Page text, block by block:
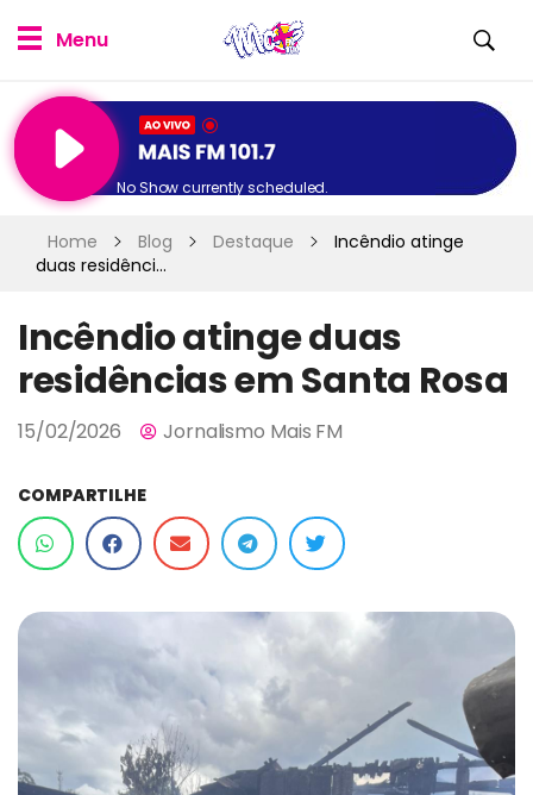
No Show currently scheduled.
Home Blog Destaque
Incêndio atinge
duas residênci...
Incêndio atinge duas
residências em Santa Rosa
15/02/2026 Jornalismo Mais FM
COMPARTILHE